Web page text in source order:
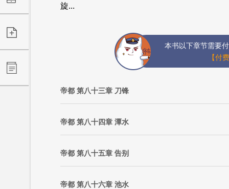
旋...
本书以下章节需要
【付
帝都 第八十三章 刀锋
帝都 第八十四章 潭水
帝都 第八十五章 告别
帝都 第八十六章 池水